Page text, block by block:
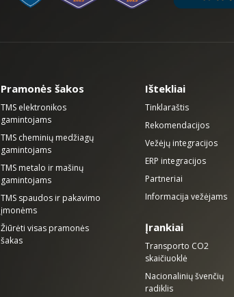
Pramonės šakos
TMS elektronikos
gamintojams
TMS cheminių medžiagų
gamintojams
TMS metalo ir mašinų
gamintojams
TMS spaudos ir pakavimo
įmonėms
Žiūrėti visas pramonės
šakas
Ištekliai
Tinklaraštis
Rekomendacijos
Vežėjų integracijos
ERP integracijos
Partneriai
Informacija vežėjams
Įrankiai
Transporto CO2
skaičiuoklė
Nacionalinių švenčių
radiklis